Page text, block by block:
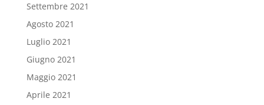
Settembre 2021
Agosto 2021
Luglio 2021
Giugno 2021
Maggio 2021
Aprile 2021